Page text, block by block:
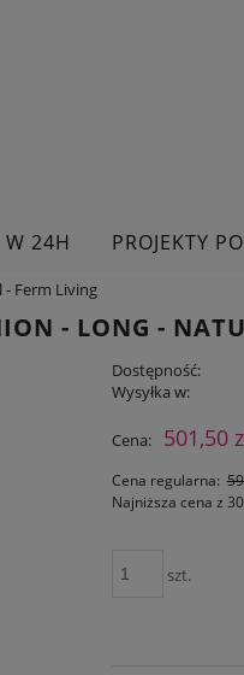
W 24H PROJEKTY
- Ferm Living
- LONG -
Dostępność:
Wysyłka w:
Cena: 501,50
Cena regularna:
Najniższa cena z
szt.